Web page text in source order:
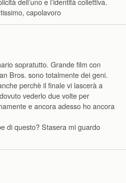
capolavoro
sopratutto. Grande film con
Bros. sono totalmente dei geni.
perchè il finale vi lascerà a
vederlo due volte per
e ancora adesso ho ancora
di questo? Stasera mi guardo